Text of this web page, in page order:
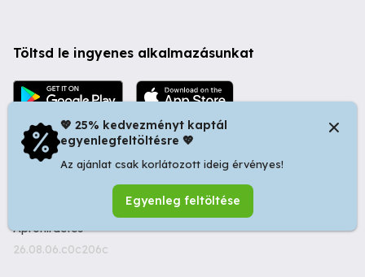
Töltsd le ingyenes alkalmazásunkat
© 2026 Startapró S.R.L. | Bulevardul Dacia nr 34, Oradea
410346, Romania | Tax ID: RO44483373 -
Ingyenes
Apróhirdetés
26.08.06.c0c206c
💖 25% kedvezményt kaptál
egyenlegfeltöltésre 💖
Az ajánlat csak korlátozott ideig érvényes!
Egyenleg feltöltése